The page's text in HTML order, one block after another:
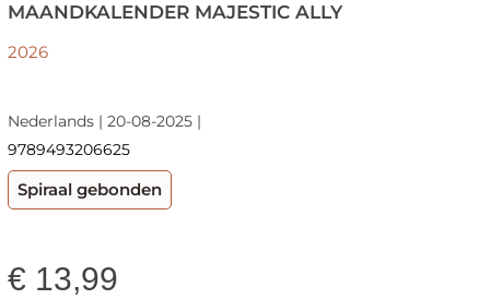
MAANDKALENDER MAJESTIC ALLY
2026
Nederlands | 20-08-2025 |
9789493206625
Spiraal gebonden
€ 13,99